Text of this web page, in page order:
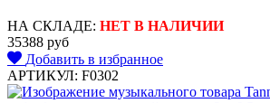
НА СКЛАДЕ: НЕТ В НАЛИЧИИ
35388 руб
Добавить в избранное
АРТИКУЛ: F0302